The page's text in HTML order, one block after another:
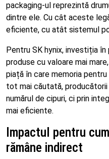
packaging-ul reprezintă
dintre ele. Cu cât aceste
eficiente, cu atât sistemul
Pentru SK hynix, investiția
produse cu valoare mai
piață în care memoria
tot mai căutată, producătorii
numărul de cipuri, ci prin
mai eficiente.
Impactul pentru
rămâne indirect